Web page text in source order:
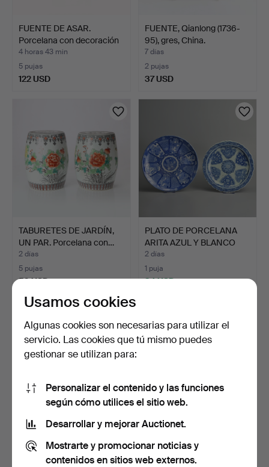
FUENTE DE ASAR.
Porcelana con decoración
a…
4 horas 43 min
5 pujas
122 USD
FUENTE, Qianlong (1736-
95), gres, China.
7 días
2 pujas
37 USD
TABURETES DE JARDÍN,
UN PAR. Porcelana con…
2 días
5 pujas
59 USD
PLATO DE PORCELANA
ARITA AZUL Y BLANCO
JAP…
2 días
1 puja
34 USD
CUENCO SOBRE PIE,
plata, China, siglo XX.
PIEZAS. Porcelana con…
1 día
Usamos cookies
Algunas cookies son necesarias para utilizar el
servicio. Las cookies que tú mismo puedes
gestionar se utilizan para:
Personalizar el contenido y las funciones
según cómo utilices el sitio web.
Desarrollar y mejorar Auctionet.
Mostrarte y promocionar noticias y
contenidos en sitios web externos.